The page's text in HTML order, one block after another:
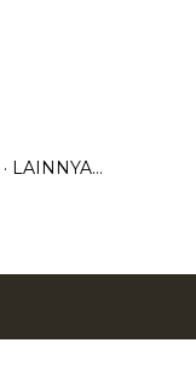
LAINNYA…